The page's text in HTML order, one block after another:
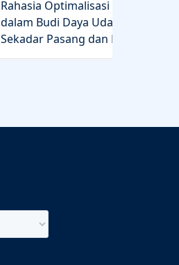
Rahasia Optimalisasi Lampu UV
dalam Budi Daya Udang: Bukan
Sekadar Pasang dan Nyala